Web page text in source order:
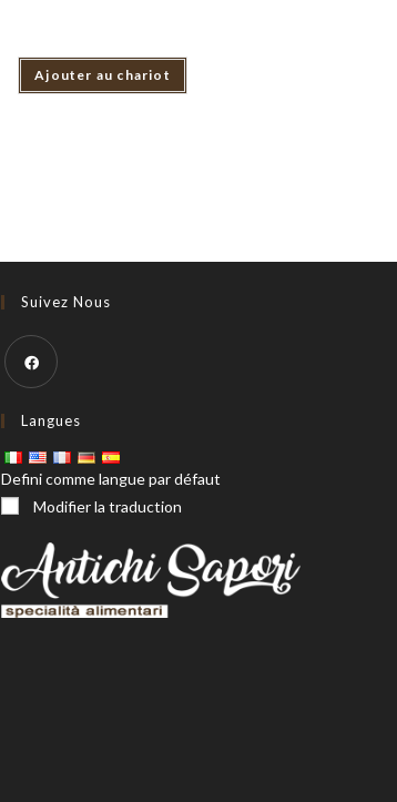
Ajouter au chariot
Suivez Nous
dans
un
nouvel
onglet
Langues
Defini comme langue par défaut
Modifier la traduction